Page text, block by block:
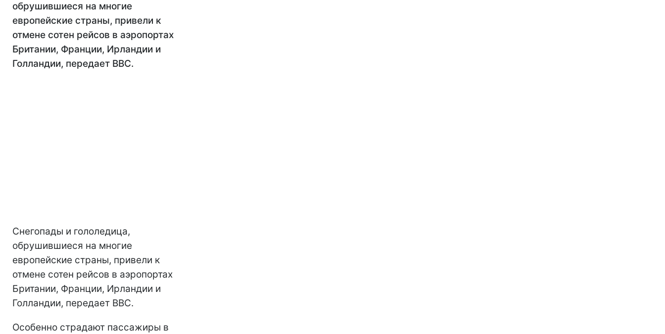
обрушившиеся на многие
европейские страны, привели к
отмене сотен рейсов в аэропортах
Британии, Франции, Ирландии и
Голландии, передает ВВС.
Снегопады и гололедица,
обрушившиеся на многие
европейские страны, привели к
отмене сотен рейсов в аэропортах
Британии, Франции, Ирландии и
Голландии, передает ВВС.
Особенно страдают пассажиры в